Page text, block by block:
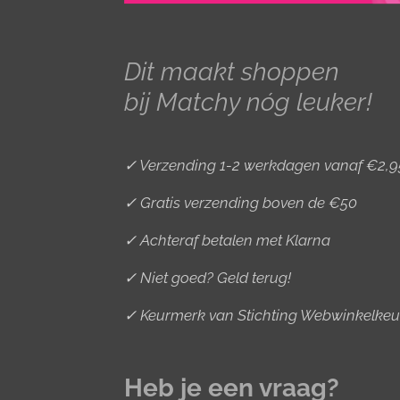
r
a
m
o
k
s
t
Dit maakt shoppen
bij Matchy nóg leuker!
✓ Verzending 1-2 werkdagen vanaf
✓ Gratis verzending boven de €50
✓ Achteraf betalen met Klarna
✓ Niet goed? Geld terug!
✓ Keurmerk van Stichting
Heb je een vraag?